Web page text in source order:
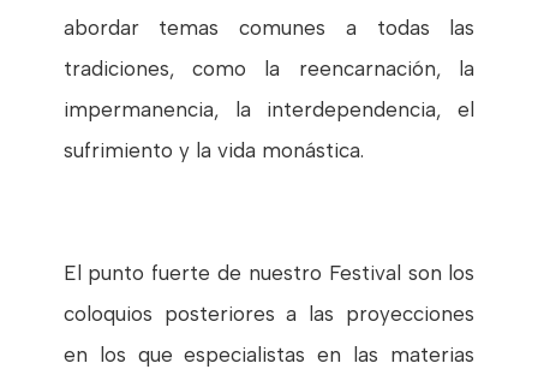
abordar temas comunes a todas las
tradiciones, como la reencarnación, la
impermanencia, la interdependencia, el
sufrimiento y la vida monástica.
El punto fuerte de nuestro Festival son los
coloquios posteriores a las proyecciones
en los que especialistas en las materias